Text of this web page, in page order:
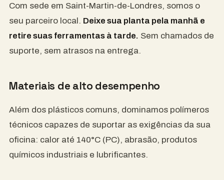
Com sede em Saint-Martin-de-Londres, somos o
seu parceiro local. Deixe sua planta pela manhã e
retire suas ferramentas à tarde. Sem chamados de
suporte, sem atrasos na entrega.
Materiais de alto desempenho
Além dos plásticos comuns, dominamos polímeros
técnicos capazes de suportar as exigências da sua
oficina: calor até 140°C (PC), abrasão, produtos
químicos industriais e lubrificantes.